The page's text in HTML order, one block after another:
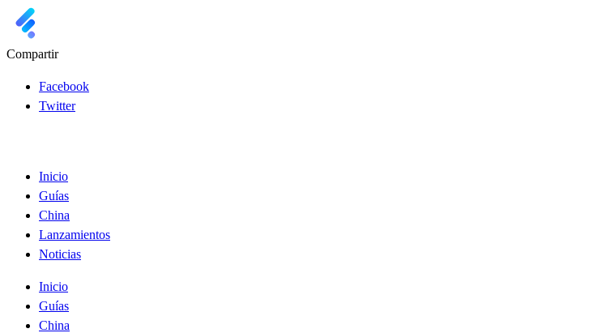
Compartir
Facebook
Twitter
Inicio
Guías
China
Lanzamientos
Noticias
Inicio
Guías
China